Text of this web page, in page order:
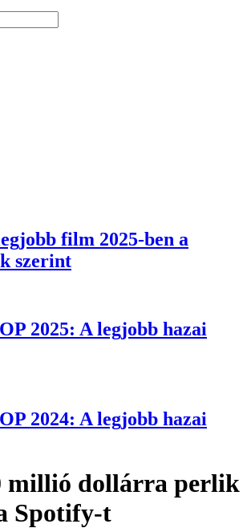
film 2025-ben a
szerint
2025: A legjobb hazai
2024: A legjobb hazai
millió dollárra perlik
Spotify-t